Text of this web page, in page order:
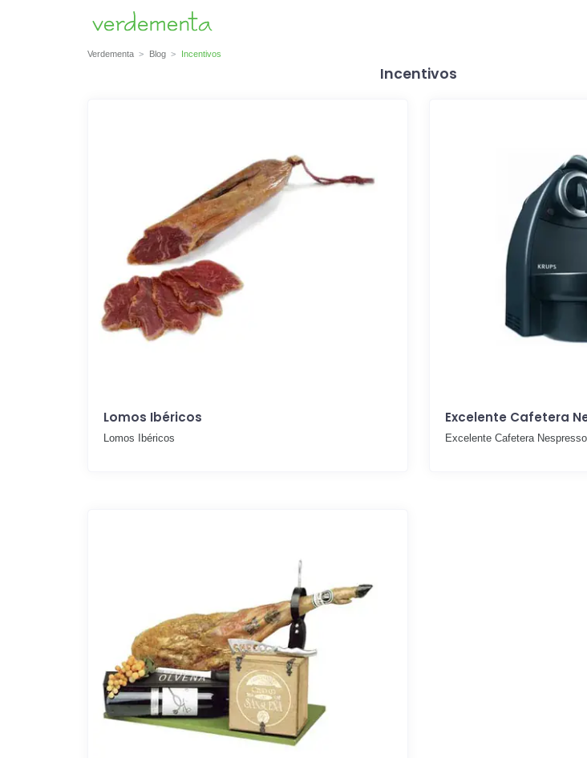
Verdementa Blog Incentivos
Incentivos
Lomos Ibéricos
Lomos Ibéricos
Excelente Cafetera
Excelente Cafetera Nespresso